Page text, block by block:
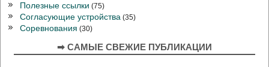
Полезные ссылки (75)
Согласующие устройства (35)
Соревнования (30)
➡ САМЫЕ СВЕЖИЕ ПУБЛИКАЦИИ